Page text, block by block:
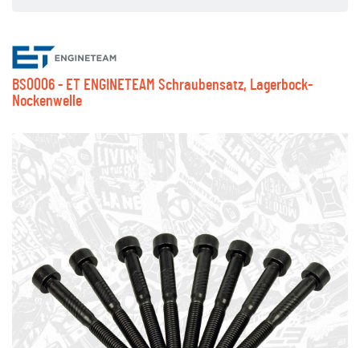
BS0006 - ET ENGINETEAM Schraubensatz, Lagerbock-
Nockenwelle